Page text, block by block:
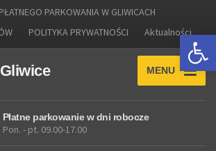
PARKOWANIA W GLIWICACH
POLITYKA PRYWATNOŚCI Aktualności
MENU
Płatne parkowanie w dni robocze
Pon. - pt. 09.00-17.00